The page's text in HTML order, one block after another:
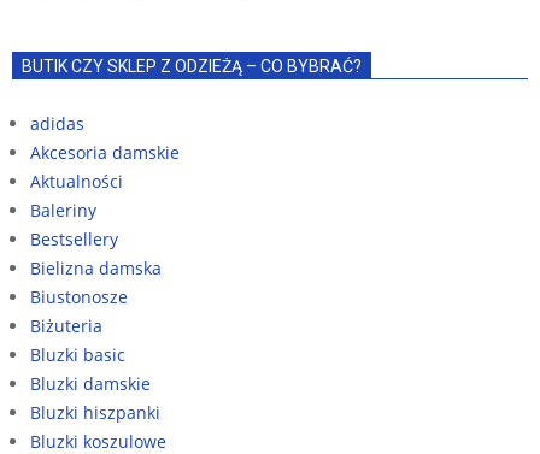
BUTIK CZY SKLEP Z ODZIEŻĄ – CO BYBRAĆ?
adidas
Akcesoria damskie
Aktualności
Baleriny
Bestsellery
Bielizna damska
Biustonosze
Biżuteria
Bluzki basic
Bluzki damskie
Bluzki hiszpanki
Bluzki koszulowe